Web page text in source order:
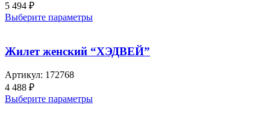
5 494 ₽
Выберите параметры
Жилет женский “ХЭДВЕЙ”
Артикул: 172768
4 488 ₽
Выберите параметры